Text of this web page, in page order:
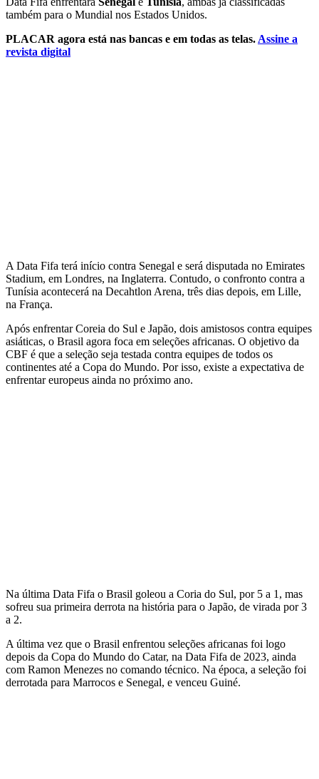
também para o Mundial nos Estados Unidos.
PLACAR agora está nas bancas e em todas as telas. Assine a
revista digital
A Data Fifa terá início contra Senegal e será disputada no Emirates
Stadium, em Londres, na Inglaterra. Contudo, o confronto contra a
Tunísia acontecerá na Decahtlon Arena, três dias depois, em Lille,
na França.
Após enfrentar Coreia do Sul e Japão, dois amistosos contra equipes
asiáticas, o Brasil agora foca em seleções africanas. O objetivo da
CBF é que a seleção seja testada contra equipes de todos os
continentes até a Copa do Mundo. Por isso, existe a expectativa de
enfrentar europeus ainda no próximo ano.
Na última Data Fifa o Brasil goleou a Coria do Sul, por 5 a 1, mas
sofreu sua primeira derrota na história para o Japão, de virada por 3
a 2.
A última vez que o Brasil enfrentou seleções africanas foi logo
depois da Copa do Mundo do Catar, na Data Fifa de 2023, ainda
com Ramon Menezes no comando técnico. Na época, a seleção foi
derrotada para Marrocos e Senegal, e venceu Guiné.